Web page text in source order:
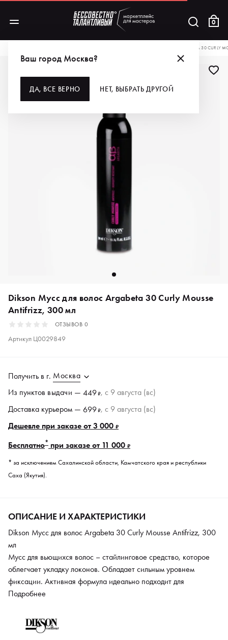
0
Ваш город Москва?
ДА, ВСЕ ВЕРНО НЕТ, ВЫБРАТЬ ДРУГОЙ
DIKSON МУСС ДЛЯ ВОЛОС ARGABETA 30 CURLY
Dikson Мусс для волос Argabeta 30 Curly Mousse
Antifrizz, 300 мл
ОТЗЫВОВ 0
Артикул Ц0029849
Получить в г. Москва
Из пунктов выдачи — 449₽, c 9 августа (вс)
Доставка курьером — 699₽, c 9 августа (вс)
Дешевле при заказе от 3 000 ₽
Бесплатно* при заказе от 11 000 ₽
* за исключением Сахалинской области, Камчатского края и республики
Саха (Якутия).
ОПИСАНИЕ И ХАРАКТЕРИСТИКИ
Dikson Мусс для волос Argabeta 30 Curly Mousse Antifrizz, 300
мл
Мусс для вьющихся волос – стайлинговое средство, которое
облегчает укладку локонов. Обладает сильным уровнем
фиксации. Активная формула идеально подходит для
кучерявых непослушных и пушащихся волос. Мус обладает
гладкость и шелковистость. Чтобы создать контролируемые
локоны достаточно нанести небольшое количество средства на
Подробнее